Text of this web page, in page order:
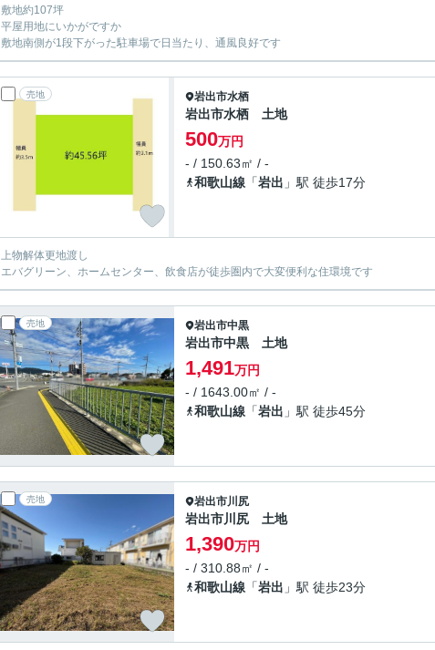
敷地約107坪
平屋用地にいかがですか
敷地南側が1段下がった駐車場で日当たり、通風良好です
売地 岩出市水栖
岩出市水栖 土地
500万円
- / 150.63㎡ / -
和歌山線 「岩出 」駅 徒歩17分
上物解体更地渡し
エバグリーン、ホームセンター、飲食店が徒歩圏内で大変便利な住環境です
売地 岩出市中黒
岩出市中黒 土地
1,491万円
- / 1643.00㎡ / -
和歌山線 「岩出 」駅 徒歩45分
売地 岩出市川尻
岩出市川尻 土地
1,390万円
- / 310.88㎡ / -
和歌山線 「岩出 」駅 徒歩23分